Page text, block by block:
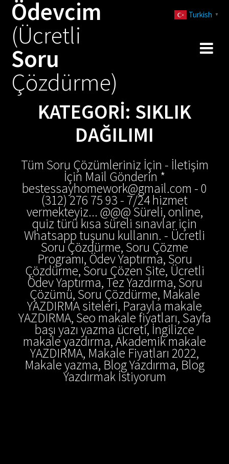
Ödevcim
(Ücretli
Soru
Çözdürme)
KATEGORI: SIKLIK
DAĞILIMI
Tüm Soru Çözümleriniz İçin - İletişim
İçin Mail Gönderin *
bestessayhomework@gmail.com - 0
(312) 276 75 93 - 7/24 hizmet
vermekteyiz... @@@ Süreli, online,
quiz türü kısa süreli sınavlar için
Whatsapp tuşunu kullanın. - Ücretli
Soru Çözdürme, Soru Çözme
Programı, Ödev Yaptırma, Soru
Çözdürme, Soru Çözen Site, Ücretli
Ödev Yaptırma, Tez Yazdırma, Soru
Çözümü, Soru Çözdürme, Makale
YAZDIRMA siteleri, Parayla makale
YAZDIRMA, Seo makale fiyatları, Sayfa
başı yazı yazma ücreti, İngilizce
makale yazdırma, Akademik makale
YAZDIRMA, Makale Fiyatları 2022,
Makale yazma, Blog Yazdırma, Blog
Yazdırmak İstiyorum
Turkish ▼